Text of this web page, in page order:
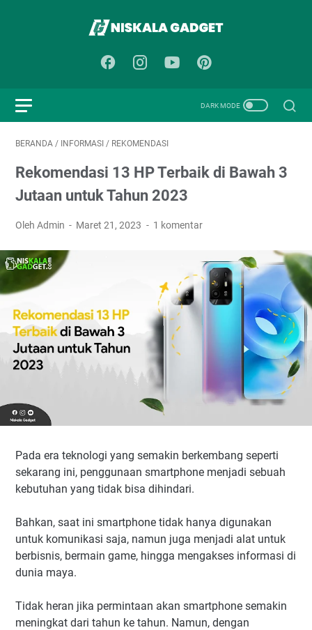
BERANDA / INFORMASI / REKOMENDASI
Rekomendasi 13 HP Terbaik di Bawah 3
Jutaan untuk Tahun 2023
Oleh Admin Maret 21, 2023 1 komentar
Pada era teknologi yang semakin berkembang seperti
sekarang ini, penggunaan smartphone menjadi sebuah
kebutuhan yang tidak bisa dihindari.
Bahkan, saat ini smartphone tidak hanya digunakan
untuk komunikasi saja, namun juga menjadi alat untuk
berbisnis, bermain game, hingga mengakses informasi di
dunia maya.
Tidak heran jika permintaan akan smartphone semakin
meningkat dari tahun ke tahun. Namun, dengan